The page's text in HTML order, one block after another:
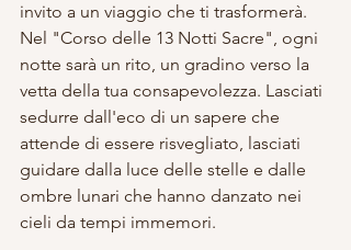
invito a un viaggio che ti trasformerà.
Nel "Corso delle 13 Notti Sacre", ogni
notte sarà un rito, un gradino verso la
vetta della tua consapevolezza. Lasciati
sedurre dall'eco di un sapere che
attende di essere risvegliato, lasciati
guidare dalla luce delle stelle e dalle
ombre lunari che hanno danzato nei
cieli da tempi immemori.